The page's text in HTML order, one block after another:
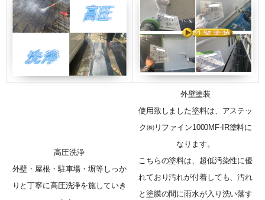
高圧洗浄
外壁・屋根・駐車場・塀等しっか
りと丁寧に高圧洗浄を施していき
外壁塗装
使用致しました塗料は、アステッ
ク㈱リファイン1000MF-IR塗料に
なります。
こちらの塗料は、超低汚染性に優
れており汚れが付着しても、汚れ
と塗膜の間に雨水が入り洗い落す